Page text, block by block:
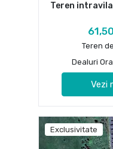
Teren
Teren
Dealuri
Vezi
Exclusivitate